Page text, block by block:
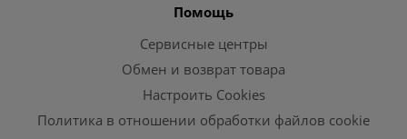
Помощь
Сервисные центры
Обмен и возврат товара
Настроить Cookies
Политика в отношении обработки файлов cookie